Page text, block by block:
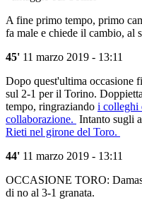
A fine primo tempo, primo
fa male e chiede il cambio, al
45' 11 marzo 2019 - 13:11
Dopo quest'ultima occasione
sul 2-1 per il Torino.
tempo, ringraziando i colleghi
collaborazione. Intanto sugli
Rieti nel girone del Toro.
44' 11 marzo 2019 - 13:11
OCCASIONE TORO:
di no al 3-1 granata.